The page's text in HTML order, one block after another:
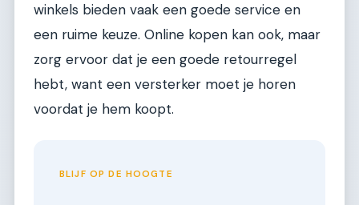
winkels bieden vaak een goede service en
een ruime keuze. Online kopen kan ook, maar
zorg ervoor dat je een goede retourregel
hebt, want een versterker moet je horen
voordat je hem koopt.
BLIJF OP DE HOOGTE